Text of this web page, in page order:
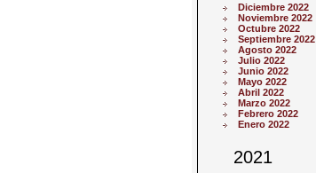
Diciembre 2022
Noviembre 2022
Octubre 2022
Septiembre 2022
Agosto 2022
Julio 2022
Junio 2022
Mayo 2022
Abril 2022
Marzo 2022
Febrero 2022
Enero 2022
2021